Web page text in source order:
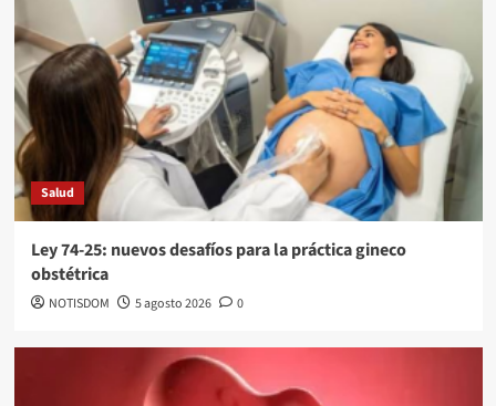
Salud
Ley 74-25: nuevos desafíos para la práctica gineco
obstétrica
NOTISDOM 5 agosto 2026 0